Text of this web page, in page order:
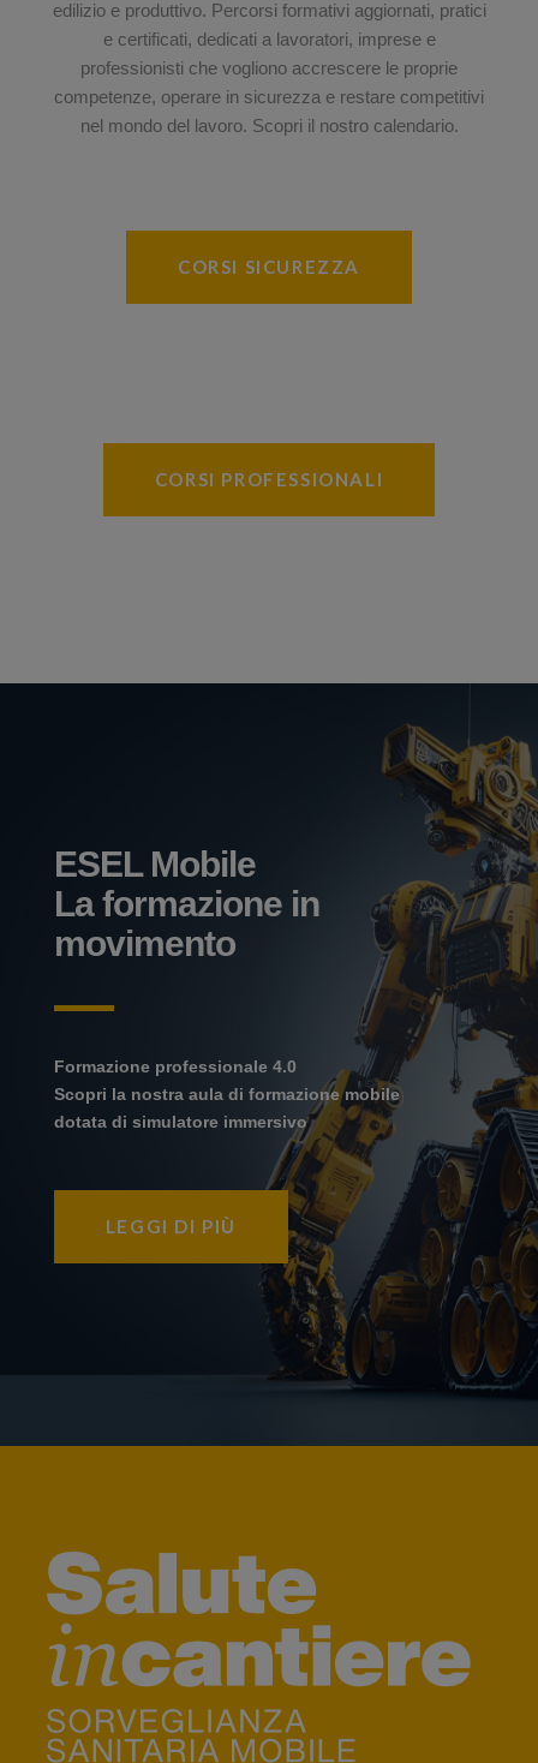
edilizio e produttivo. Percorsi formativi aggiornati, pratici
e certificati, dedicati a lavoratori, imprese e
professionisti che vogliono accrescere le proprie
competenze, operare in sicurezza e restare competitivi
nel mondo del lavoro. Scopri il nostro calendario.
CORSI SICUREZZA
CORSI PROFESSIONALI
ESEL Mobile
La formazione in
movimento
Formazione professionale 4.0
Scopri la nostra aula di formazione mobile
dotata di simulatore immersivo
LEGGI DI PIÙ